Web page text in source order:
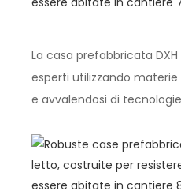
La casa prefabbricata
esperti utilizzando
e avvalendosi di